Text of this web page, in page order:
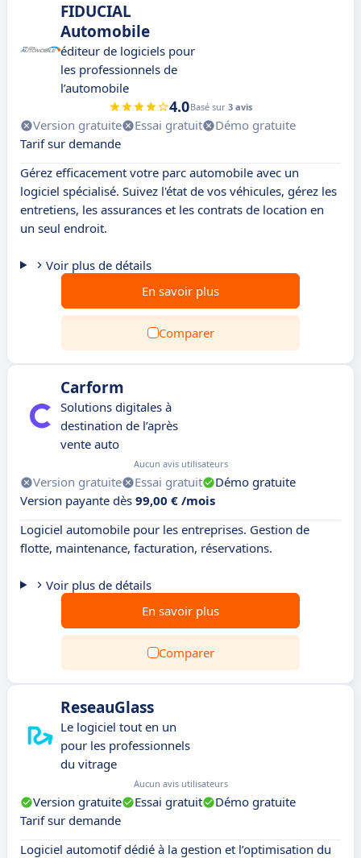
FIDUCIAL
Automobile
éditeur de logiciels pour
les professionnels de
l’automobile
4.0Basé sur 3 avis
Version gratuite Essai gratuit
Démo gratuite
Tarif sur demande
Gérez efficacement votre parc automobile avec un
logiciel spécialisé. Suivez l'état de vos véhicules, gérez les
entretiens, les assurances et les contrats de location en
un seul endroit.
Voir plus de détails
En savoir plus
Comparer
Carform
Solutions digitales à
destination de l’après
vente auto
Aucun avis utilisateurs
Version gratuite Essai gratuit
Démo gratuite
Version payante dès 99,00 € /mois
Logiciel automobile pour les entreprises. Gestion de
flotte, maintenance, facturation, réservations.
Voir plus de détails
En savoir plus
Comparer
ReseauGlass
Le logiciel tout en un
pour les professionnels
du vitrage
Aucun avis utilisateurs
Version gratuite Essai gratuit
Démo gratuite
Tarif sur demande
Logiciel automotif dédié à la gestion et l’optimisation du